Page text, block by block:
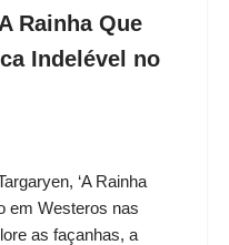
Rainha Que
Indelével no
‘A Rainha
em Westeros nas
as façanhas, a